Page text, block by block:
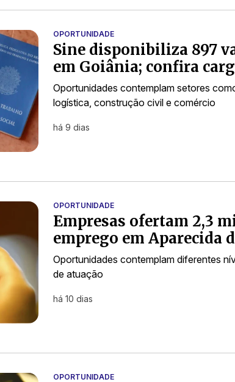
OPORTUNIDADE
Sine disponibiliza 897
em Goiânia; confira
Oportunidades contemplam setores
logística, construção civil e comércio
há 9 dias
OPORTUNIDADE
Empresas ofertam 2,3
emprego em Aparecida
Oportunidades contemplam diferentes
de atuação
há 10 dias
OPORTUNIDADE